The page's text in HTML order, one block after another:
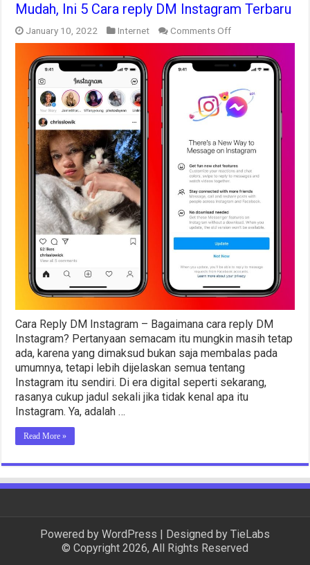
Mudah, Ini 5 Cara reply DM Instagram Terbaru
January 10, 2022 Internet Comments Offon
Mudah,
5
Cara
DM
Instagram
Terbaru
Cara Reply DM Instagram – Bagaimana cara reply DM
Instagram? Pertanyaan semacam itu mungkin masih tetap
ada, karena yang dimaksud bukan saja membalas pada
umumnya, tetapi lebih dijelaskan semua tentang
Instagram itu sendiri. Di era digital seperti sekarang,
rasanya cukup jadul sekali jika tidak kenal apa itu
Instagram. Ya, adalah …
Read More »
Powered by WordPress | Designed by TieLabs
© Copyright 2026, All Rights Reserved